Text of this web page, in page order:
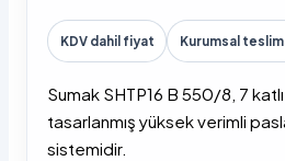
KDV dahil fiyat Kurumsal
Sumak SHTP16 B 550/8, 7
tasarlanmış yüksek verimli
sistemidir.